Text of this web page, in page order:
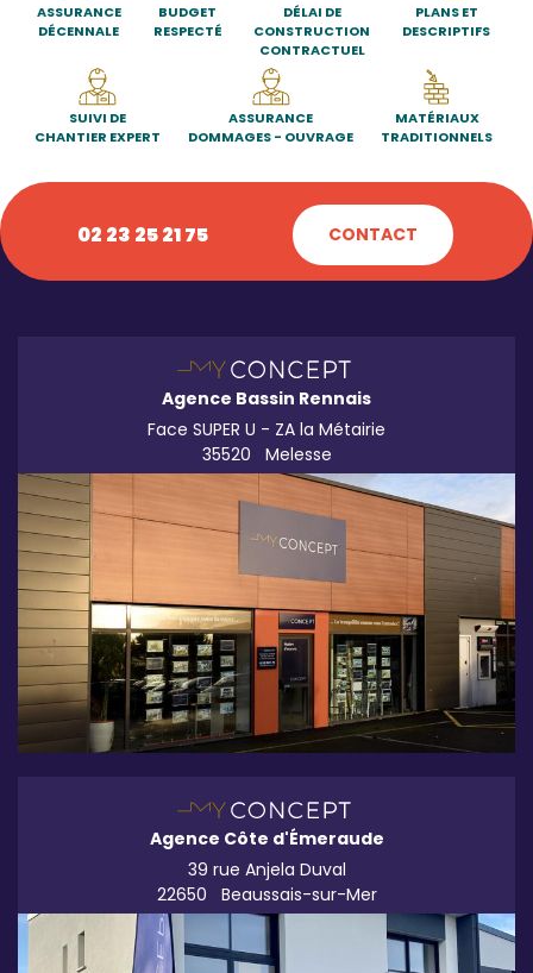
ASSURANCE
DÉCENNALE
BUDGET
RESPECTÉ
DÉLAI DE
CONSTRUCTION
CONTRACTUEL
PLANS ET
DESCRIPTIFS
SUIVI DE
CHANTIER EXPERT
ASSURANCE
DOMMAGES - OUVRAGE
MATÉRIAUX
TRADITIONNELS
02 23 25 21 75 CONTACT
Agence Bassin Rennais
Face SUPER U - ZA la Métairie
35520
Melesse
Agence Côte d'Émeraude
39 rue Anjela Duval
22650
Beaussais-sur-Mer